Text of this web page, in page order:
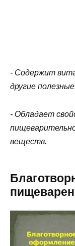
- Содержит
другие
- Обладает
веществ.